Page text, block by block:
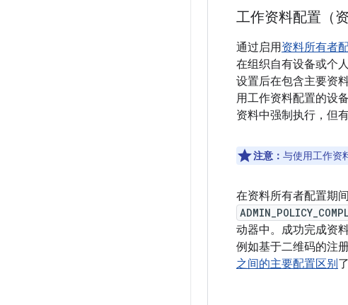
工作资料配置（
通过启用资料所有者
在组织自有设备或个
设置后在包含主要资
用工作资料配置的设
资料中强制执行，但
注意： 与使用工作资
在资料所有者配置期
动器中。成功完成资
例如基于二维码的注
之间的主要配置区别